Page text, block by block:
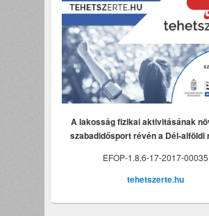
A lakosság fizikai aktivitásának
szabadidősport révén a Dél-alföldi
EFOP-1.8.6-17-2017-00035
tehetszerte.hu